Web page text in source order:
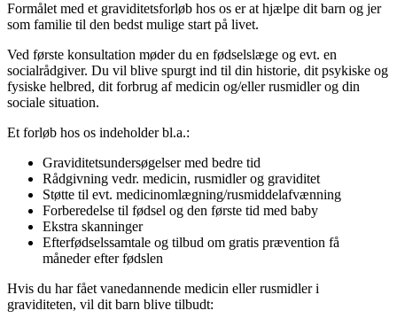
Formålet med et graviditetsforløb hos os er at hjælpe dit barn og jer
som familie til den bedst mulige start på livet.
Ved første konsultation møder du en fødselslæge og evt. en
socialrådgiver. Du vil blive spurgt ind til din historie, dit psykiske og
fysiske helbred, dit forbrug af medicin og/eller rusmidler og din
sociale situation.
Et forløb hos os indeholder bl.a.:
Graviditetsundersøgelser med bedre tid
Rådgivning vedr. medicin, rusmidler og graviditet
Støtte til evt. medicinomlægning/rusmiddelafvænning
Forberedelse til fødsel og den første tid med baby
Ekstra skanninger
Efterfødselssamtale og tilbud om gratis prævention få
måneder efter fødslen
Hvis du har fået vanedannende medicin eller rusmidler i
graviditeten, vil dit barn blive tilbudt: